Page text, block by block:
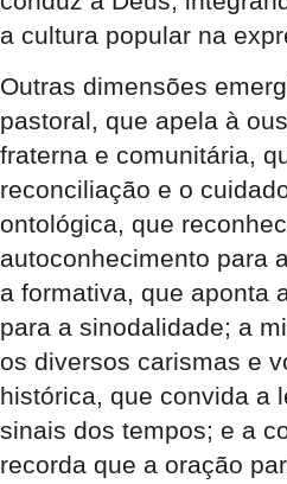
a cultura popular na
Outras dimensões
pastoral, que apela à
fraterna e comunitária,
reconciliação e o
ontológica, que
autoconhecimento para
a formativa, que aponta
para a sinodalidade; a
os diversos carismas e
histórica, que convida a
sinais dos tempos; e a
recorda que a oração